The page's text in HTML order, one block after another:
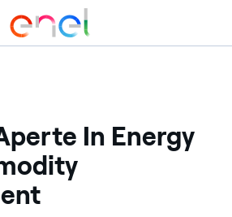
In Energy